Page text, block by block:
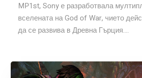
MP1st, Sony е разработвала
вселената на God of War, чието
да се развива в Древна Гърция....